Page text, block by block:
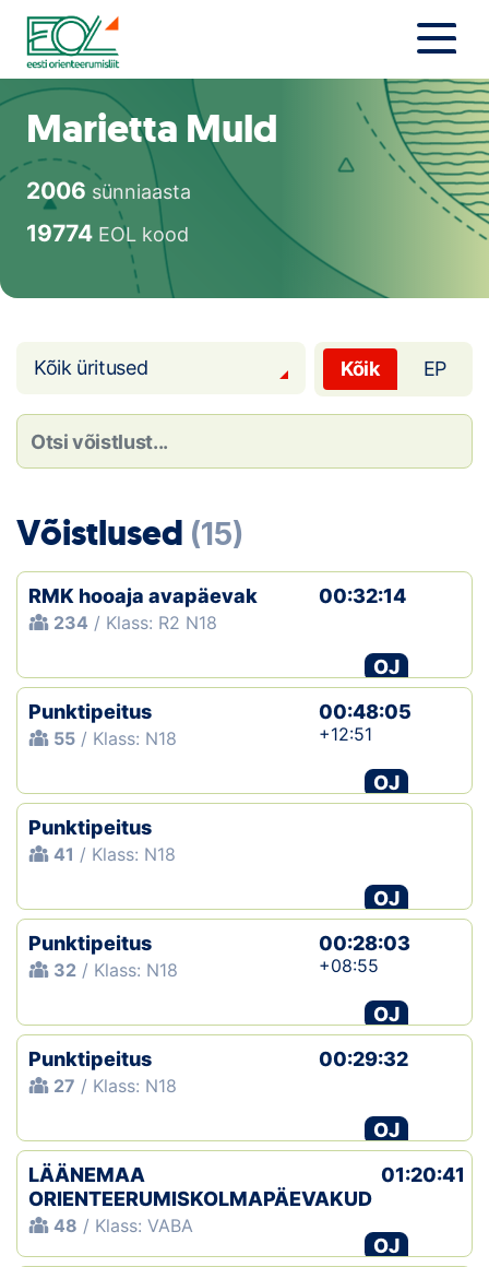
Liigu
sisu
juurde
Estonian Orienteering Federation
Uudised
Alustajale
Orienteerujale
Eesti Orienteerumine 100!
Noored
Kontakt
EOL
Kaardid
Koondised
Tule klubisse!
Tulemused
Dokumendid
Suletud maastikud
Ajalugu
Koolitused
Marietta Muld
2006 sünniaasta
19774 EOL kood
Kõik üritused Kõik EP
Võistlused (15)
RMK hooaja avapäevak
234 / Klass: R2 N18
00:32:14
OJ
Punktipeitus
55 / Klass: N18
00:48:05
+12:51
OJ
Punktipeitus
41 / Klass: N18
OJ
Punktipeitus
32 / Klass: N18
00:28:03
+08:55
OJ
Punktipeitus
27 / Klass: N18
00:29:32
OJ
LÄÄNEMAA
ORIENTEERUMISKOLMAPÄEVAKUD
48 / Klass: VABA
01:20:41
OJ